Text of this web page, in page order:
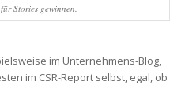
Stories gewinnen.
im Unternehmens-Blog,
im CSR-Report selbst, egal, ob